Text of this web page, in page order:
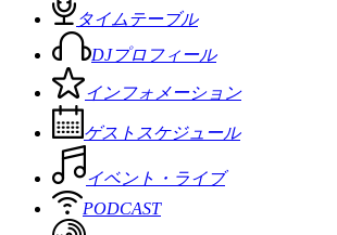
タイムテーブル
DJプロフィール
インフォメーション
ゲストスケジュール
イベント・ライブ
PODCAST